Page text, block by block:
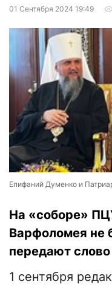
01 Сентября 2024 19:49
Епифаний Думенко и
На «соборе»
Варфоломея не
передают
1 сентября